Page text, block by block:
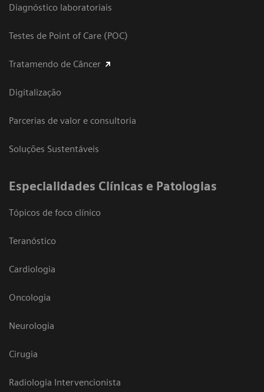
Diagnóstico laboratoriais
Testes de Point of Care (POC)
Tratamendo de Câncer
Digitalização
Parcerias de valor e consultoria
Soluções Sustentáveis
​Especialidades Clínicas e Patologias
Tópicos de foco clínico
Teranóstico
Cardiologia
Oncologia
Neurologia
Cirugia
Radiologia Intervencionista